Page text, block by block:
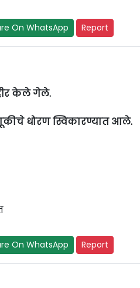
On WhatsApp Report
केले गेले.
धोरण स्विकारण्यात आले.
On WhatsApp Report